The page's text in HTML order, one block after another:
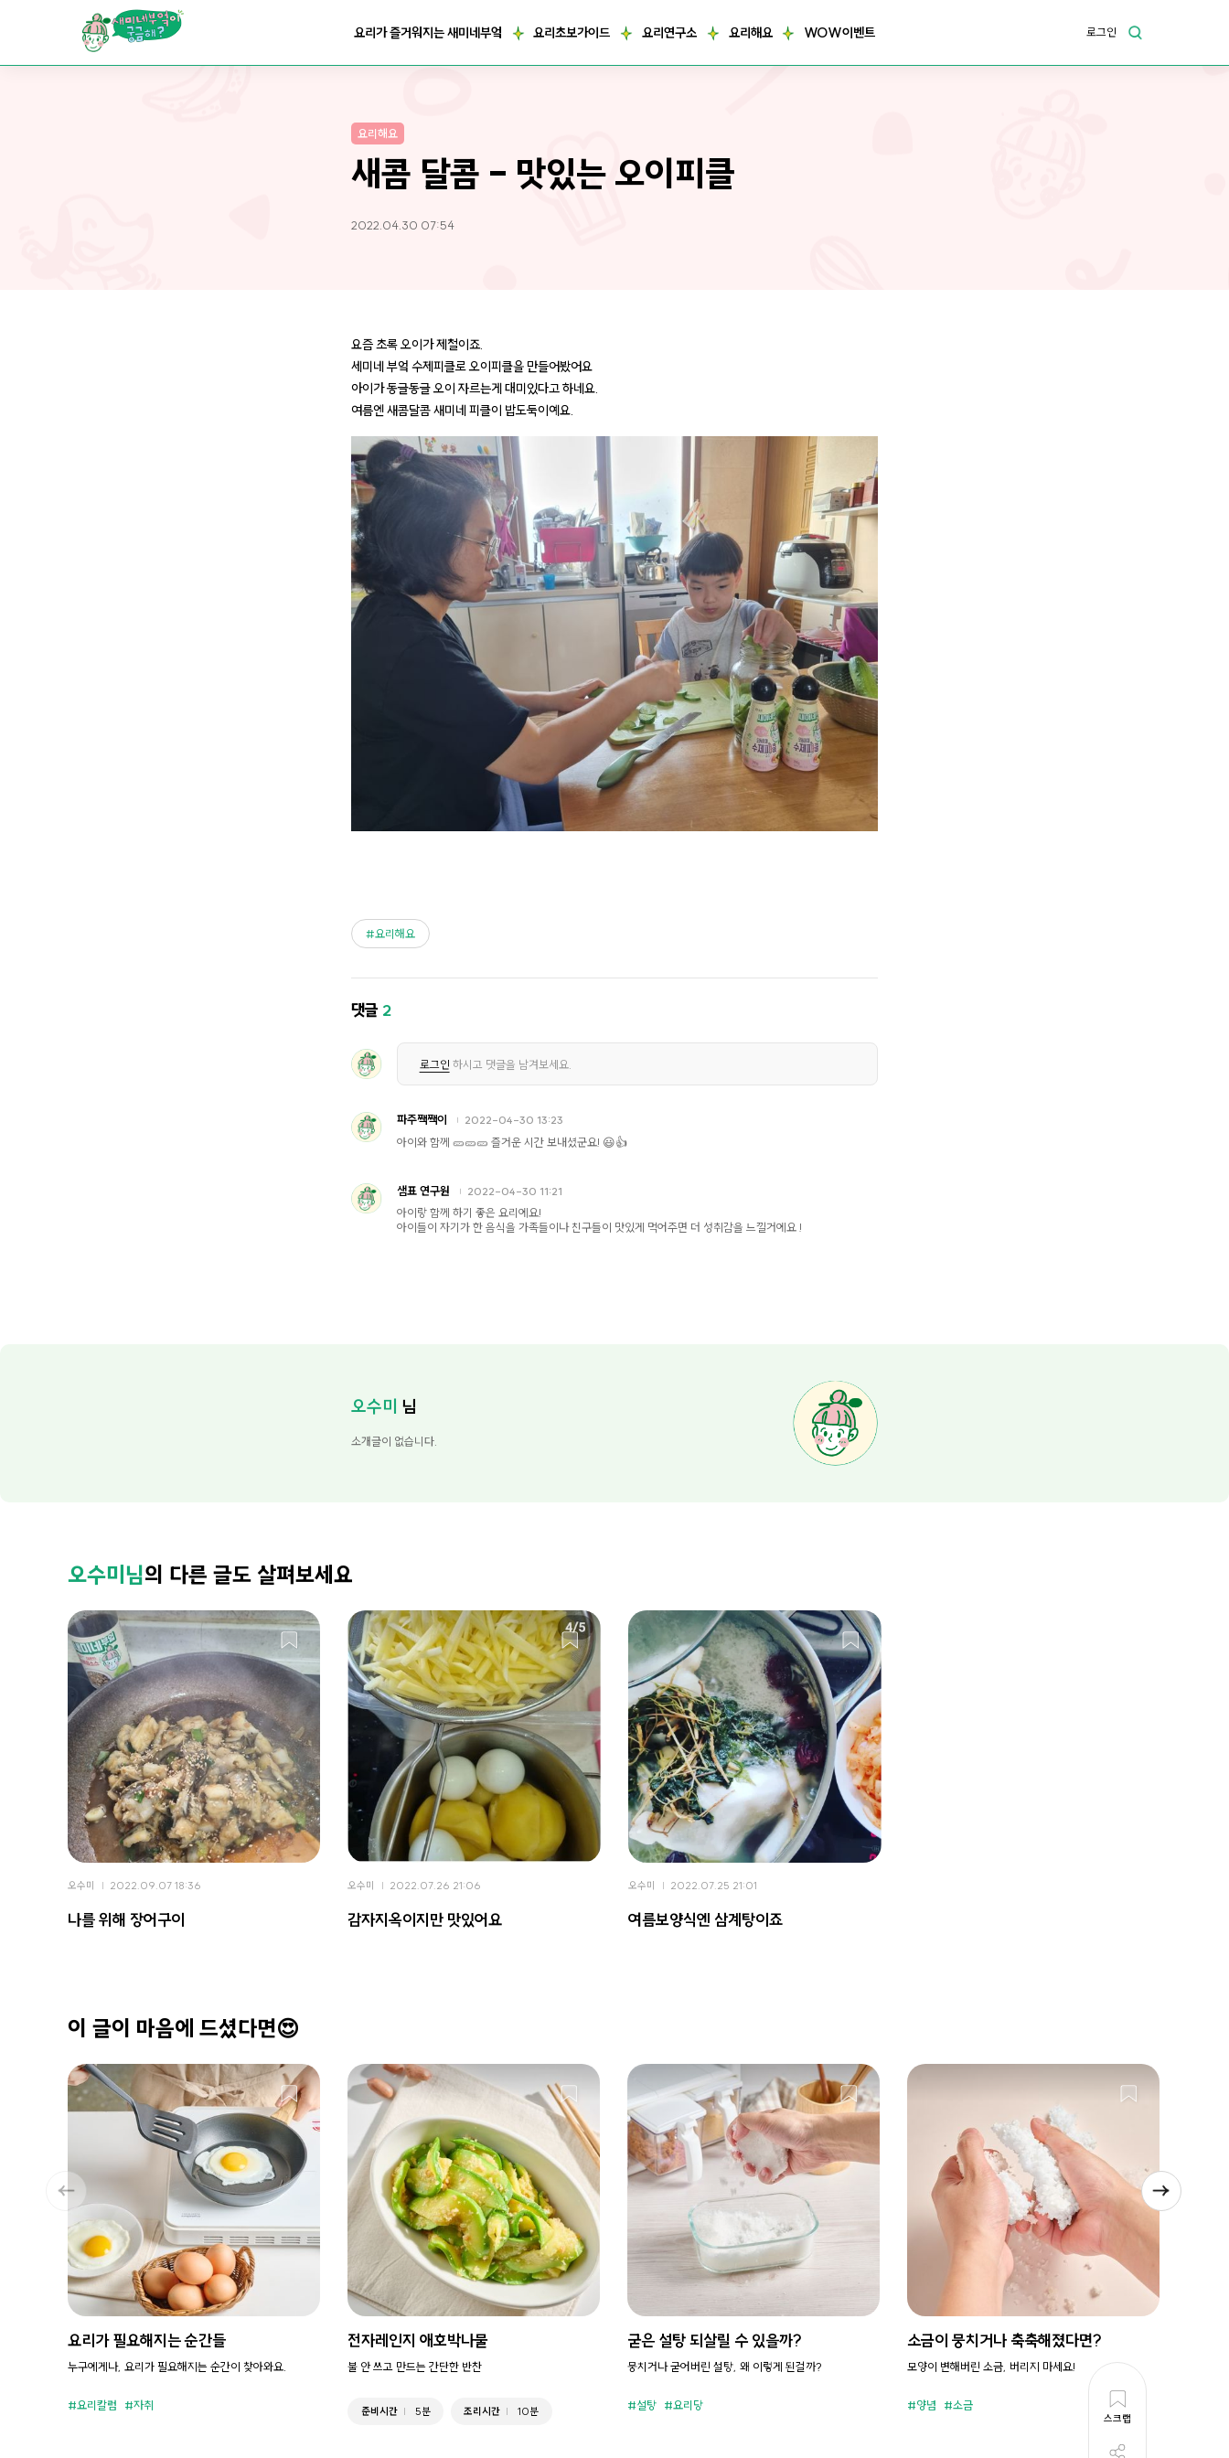
요리가 즐거워지는 새미네부엌 요리초보가이드 요리연구소 요리해요 WOW이벤트 로그인
스크랩
요리해요
새콤 달콤 - 맛있는 오이피클
2022.04.30 07:54
요즘 초록 오이가 제철이죠.
세미네 부엌 수제피클로 오이피클을 만들어봤어요
아이가 동글동글 오이 자르는게 대미있다고 하네요.
여름엔 새콤달콤 새미네 피클이 밥도둑이예요.
요리해요
댓글 2
로그인 하시고 댓글을 남겨보세요.
파주짹짹이 2022-04-30 13:23
아이와 함께 🥒🥒🥒 즐거운 시간 보내셨군요! 😃👍
샘표 연구원 2022-04-30 11:21
아이랑 함께 하기 좋은 요리에요!
아이들이 자기가 한 음식을 가족들이나 친구들이 맛있게 먹어주면 더 성취감을 느낄거에요 !
오수미 님
소개글이 없습니다.
오수미님의 다른 글도 살펴보세요
오수미 2022.09.07 18:36
나를 위해 장어구이
오수미 2022.07.26 21:06
감자지옥이지만 맛있어요
오수미 2022.07.25 21:01
여름보양식엔 삼계탕이죠
이 글이 마음에 드셨다면😍
요리가 필요해지는 순간들
누구에게나, 요리가 필요해지는 순간이 찾아와요.
요리칼럼 자취
전자레인지 애호박나물
불 안 쓰고 만드는 간단한 반찬
준비시간 5분 조리시간 10분
굳은 설탕 되살릴 수 있을까?
뭉치거나 굳어버린 설탕, 왜 이렇게 된걸까?
설탕 요리당
소금이 뭉치거나 축축해졌다면?
모양이 변해버린 소금, 버리지 마세요!
양념 소금